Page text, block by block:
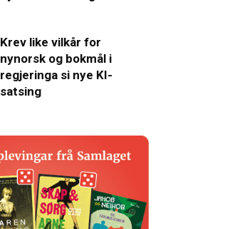
Krev like vilkår for
nynorsk og bokmål i
regjeringa si nye KI-
satsing